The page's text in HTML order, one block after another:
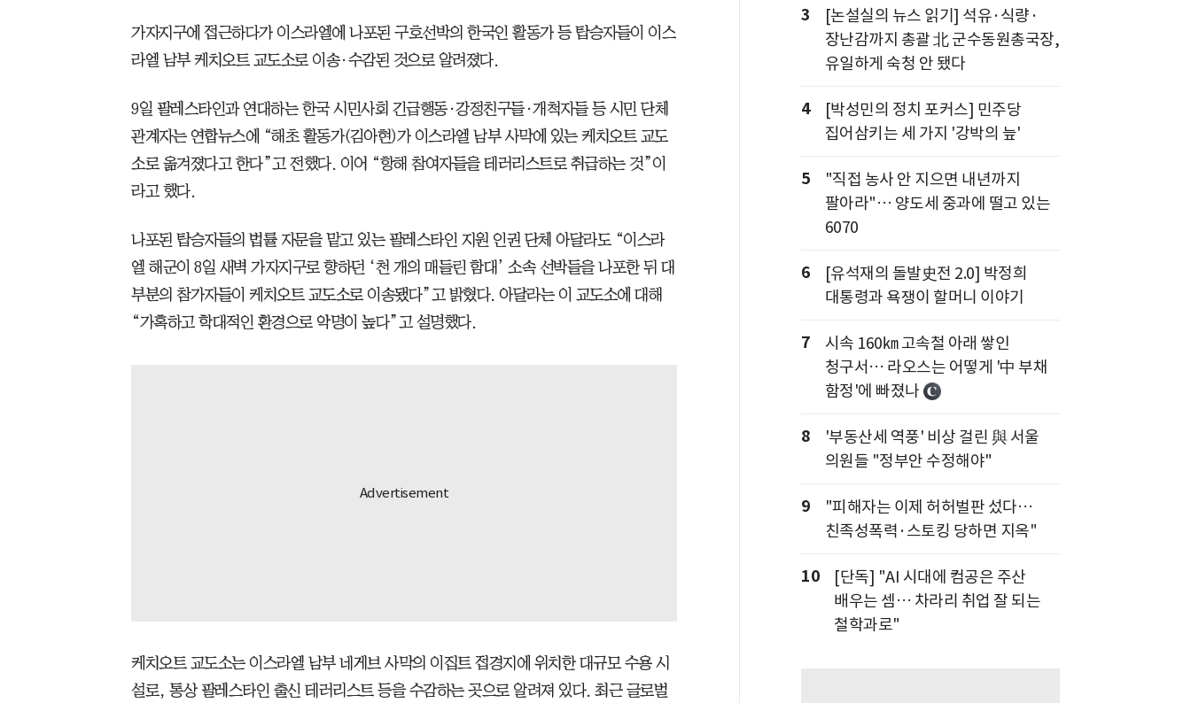
가자지구에 접근하다가 이스라엘에 나포된 구호선박의 한국인 활동가 등 탑승자들이 이스
라엘 남부 케치오트 교도소로 이송·수감된 것으로 알려졌다.
9일 팔레스타인과 연대하는 한국 시민사회 긴급행동·강정친구들·개척자들 등 시민 단체
관계자는 연합뉴스에 “해초 활동가(김아현)가 이스라엘 남부 사막에 있는 케치오트 교도
소로 옮겨졌다고 한다”고 전했다. 이어 “항해 참여자들을 테러리스트로 취급하는 것”이
라고 했다.
나포된 탑승자들의 법률 자문을 맡고 있는 팔레스타인 지원 인권 단체 아달라도 “이스라
엘 해군이 8일 새벽 가자지구로 향하던 ‘천 개의 매들린 함대’ 소속 선박들을 나포한 뒤 대
부분의 참가자들이 케치오트 교도소로 이송됐다”고 밝혔다. 아달라는 이 교도소에 대해
“가혹하고 학대적인 환경으로 악명이 높다”고 설명했다.
케치오트 교도소는 이스라엘 남부 네게브 사막의 이집트 접경지에 위치한 대규모 수용 시
설로, 통상 팔레스타인 출신 테러리스트 등을 수감하는 곳으로 알려져 있다. 최근 글로벌
3
[논설실의 뉴스 읽기] 석유·식량·
장난감까지 총괄 北 군수동원총국장,
유일하게 숙청 안 됐다
4
[박성민의 정치 포커스] 민주당
집어삼키는 세 가지 '강박의 늪'
5
"직접 농사 안 지으면 내년까지
팔아라"… 양도세 중과에 떨고 있는
6070
6
[유석재의 돌발史전 2.0] 박정희
대통령과 욕쟁이 할머니 이야기
7
시속 160㎞ 고속철 아래 쌓인
청구서… 라오스는 어떻게 '中 부채
함정'에 빠졌나
8
'부동산세 역풍' 비상 걸린 與 서울
의원들 "정부안 수정해야"
9
"피해자는 이제 허허벌판 섰다…
친족성폭력·스토킹 당하면 지옥"
10
[단독] "AI 시대에 컴공은 주산
배우는 셈… 차라리 취업 잘 되는
철학과로"